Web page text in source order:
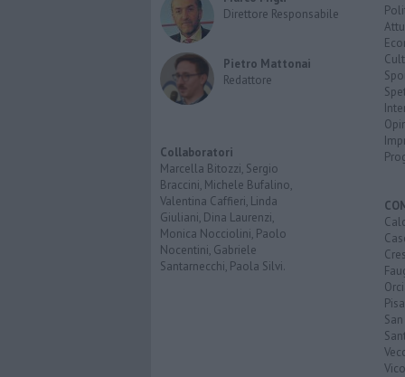
Direttore Responsabile
Pietro Mattonai
Redattore
Collaboratori
Marcella Bitozzi, Sergio
Braccini, Michele Bufalino,
Valentina Caffieri, Linda
Giuliani, Dina Laurenzi,
Monica Nocciolini, Paolo
Nocentini, Gabriele
Santarnecchi, Paola Silvi.
Pisa